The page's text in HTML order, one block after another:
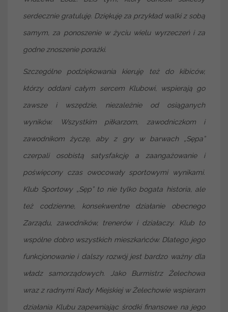
serdecznie gratuluję. Dziękuję za przykład walki z sobą
samym, za ponoszenie w życiu wielu wyrzeczeń i za
godne znoszenie porażki.
Szczególne podziękowania kieruję też do kibiców,
którzy oddani całym sercem Klubowi, wspierają go
zawsze i wszędzie, niezależnie od osiąganych
wyników. Wszystkim piłkarzom, zawodniczkom i
zawodnikom życzę, aby z gry w barwach „Sępa”
czerpali osobistą satysfakcję a zaangażowanie i
poświęcony czas owocowały sportowymi wynikami.
Klub Sportowy „Sęp” to nie tylko bogata historia, ale
też codzienne, konsekwentne działanie obecnego
Zarządu, zawodników, trenerów i działaczy. Klub to
wspólne dobro wszystkich mieszkańców. Dlatego jego
funkcjonowanie i dalszy rozwój jest bardzo ważny dla
władz samorządowych. Jako Burmistrz Żelechowa
wraz z radnymi Rady Miejskiej w Żelechowie wspieram
działania Klubu zapewniając środki finansowe na jego